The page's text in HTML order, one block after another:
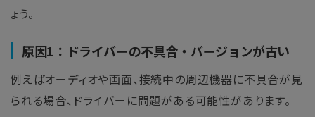
ょう。
原因1：ドライバーの不具合・バージョンが古い
例えばオーディオや画面、接続中の周辺機器に不具合が見
られる場合、ドライバーに問題がある可能性があります。